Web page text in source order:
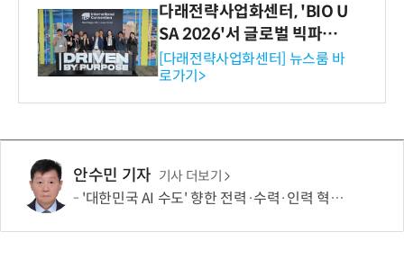
다래전략사업화센터, 'BIO U
SA 2026'서 글로벌 빅파마
와의 비즈니스 미팅 지원…K
-바이오 해외 진출 교두보 확
보
[다래전략사업화센터] 뉴스룸 바
로가기>
안수민 기자 기사 더보기
'대한민국 AI 수도' 향한 전력·수력·인력 혁신 시동…'충남 3력 혁신 TF 회의 첫 개최